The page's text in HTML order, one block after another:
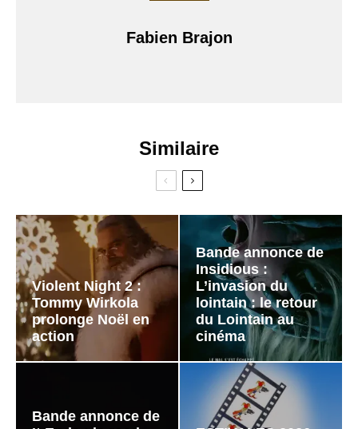
Fabien Brajon
Similaire
Violent Night 2 :
Tommy Wirkola
prolonge Noël en
action
Bande annonce de
Insidious :
L’invasion du
lointain : le retour
du Lointain au
cinéma
Bande annonce de